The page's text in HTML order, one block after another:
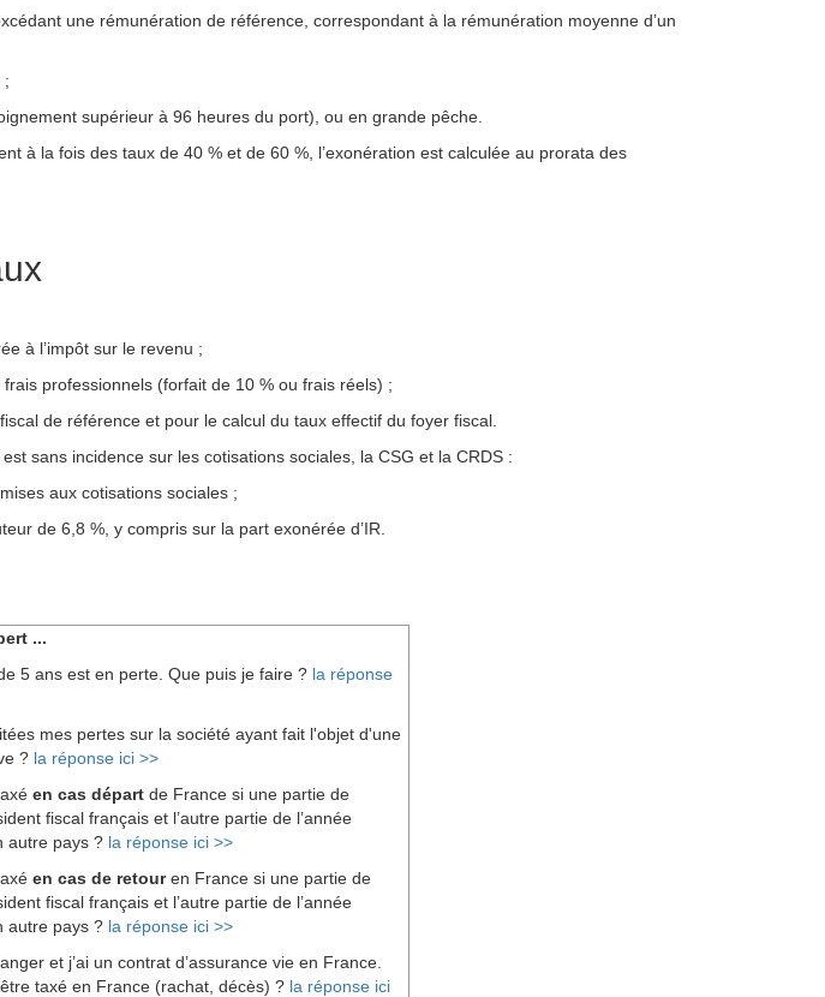
une rémunération de référence, correspondant à la rémunération moyenne d’un
;
supérieur à 96 heures du port), ou en grande pêche.
à la fois des taux de 40 % et de 60 %, l’exonération est calculée au prorata des
à l’impôt sur le revenu ;
professionnels (forfait de 10 % ou frais réels) ;
de référence et pour le calcul du taux effectif du foyer fiscal.
sans incidence sur les cotisations sociales, la CSG et la CRDS :
aux cotisations sociales ;
de 6,8 %, y compris sur la part exonérée d’IR.
...
5 ans est en perte. Que puis je faire ? la réponse
mes pertes sur la société ayant fait l'objet d'une
? la réponse ici >>
en cas départ de France si une partie de
fiscal français et l’autre partie de l’année
autre pays ? la réponse ici >>
en cas de retouren France si une partie de
fiscal français et l’autre partie de l’année
autre pays ? la réponse ici >>
et j’ai un contrat d’assurance vie en France.
taxé en France (rachat, décès) ? la réponse ici